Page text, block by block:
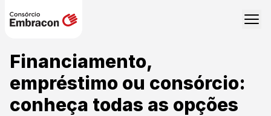
Financiamento,
empréstimo ou consórcio:
conheça todas as opções